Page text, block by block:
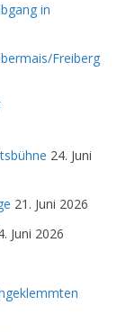
in
Freiberg
24. Juni
21. Juni 2026
Juni 2026